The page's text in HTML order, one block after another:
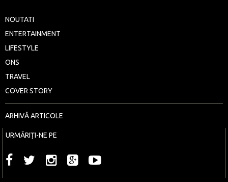
NOUTATI
ENTERTAINMENT
LIFESTYLE
ONS
TRAVEL
COVER STORY
ARHIVĂ ARTICOLE
URMĂRIȚI-NE PE